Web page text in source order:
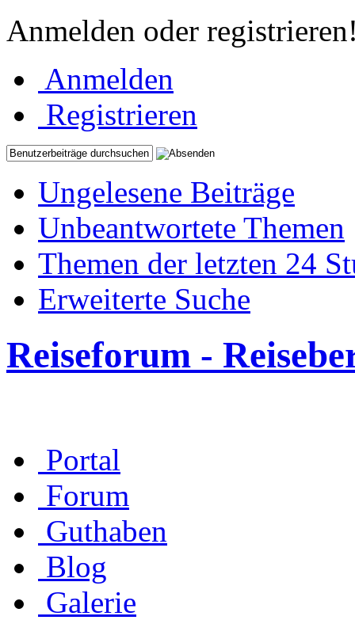
Anmelden oder
Anmelden
Registrieren
Ungelesene Beiträge
Unbeantwortete Themen
Themen der letzten 24
Erweiterte Suche
Reiseforum -
Portal
Forum
Guthaben
Blog
Galerie